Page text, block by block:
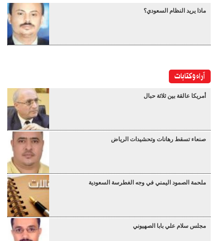
ماذا يريد النظام السعودي؟
آراء وكتابات
أمريكا عالقة بين ثلاثة حبال
صنعاء تسقط رهانات وتحشيدات الرياض
ملحمة الصمود اليمني في وجه الغطرسة السعودية
مجلس سلام علي بابا الصهيوني